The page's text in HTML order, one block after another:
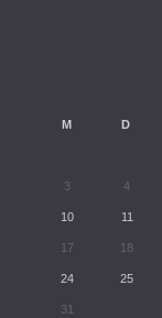
M D
3 4
10 11
17 18
24 25
31